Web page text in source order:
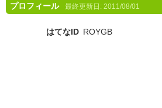
プロフィール 最終更新日: 2011/08/01
はてなID ROYGB